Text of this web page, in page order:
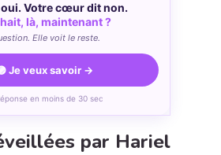
Votre cœur dit non.
là, maintenant ?
Elle voit le reste.
Je veux savoir →
en moins de 30 sec
par Hariel